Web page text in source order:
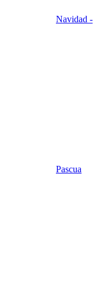
Navidad -
Pascua